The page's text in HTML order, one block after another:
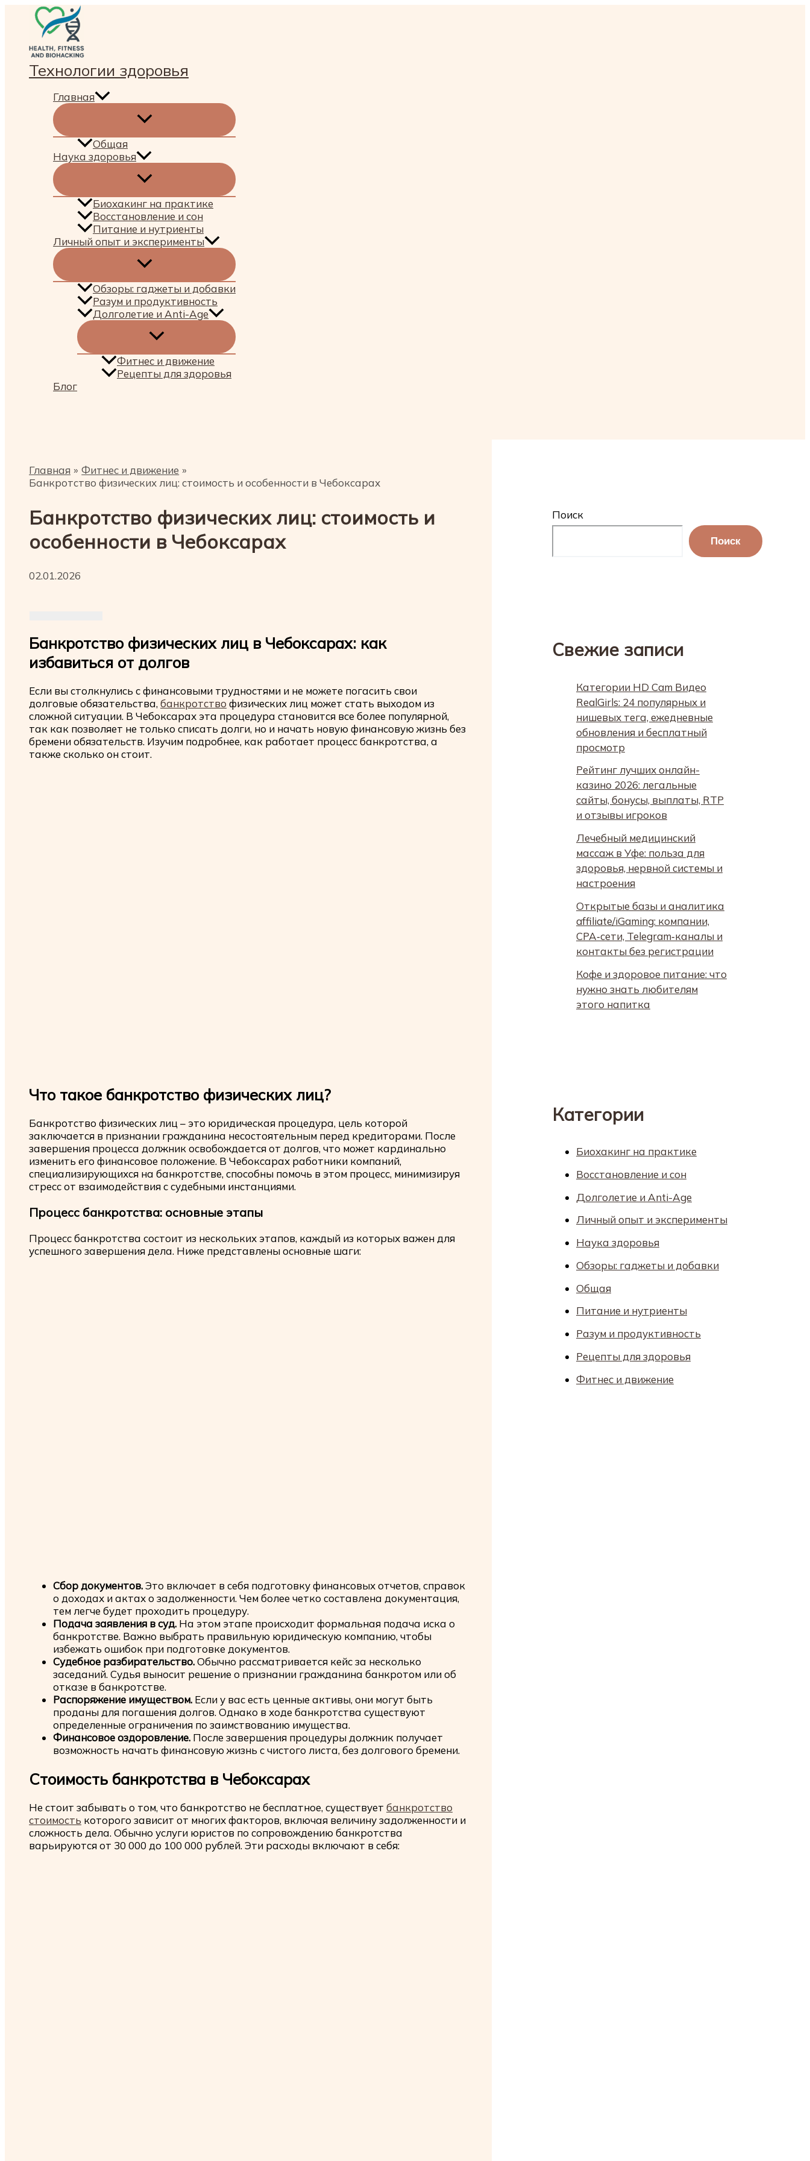
Перейти
содержимому
Технологии здоровья
Главная
Общая
Наука здоровья
Биохакинг на практике
Восстановление и сон
Питание и нутриенты
Личный опыт и эксперименты
Обзоры: гаджеты и добавки
Разум и продуктивность
Долголетие и Anti-Age
Фитнес и движение
Рецепты для здоровья
Блог
Главная
Фитнес и движение
Банкротство физических лиц: стоимость и особенности в Чебоксарах
Банкротство физических лиц: стоимость и
особенности в Чебоксарах
02.01.2026
Банкротство физических лиц в Чебоксарах: как
избавиться от долгов
Если вы столкнулись с финансовыми трудностями и не можете погасить свои
долговые обязательства, банкротство физических лиц может стать выходом из
сложной ситуации. В Чебоксарах эта процедура становится все более популярной,
так как позволяет не только списать долги, но и начать новую финансовую жизнь без
бремени обязательств. Изучим подробнее, как работает процесс банкротства, а
также сколько он стоит.
Что такое банкротство физических лиц?
Банкротство физических лиц – это юридическая процедура, цель которой
заключается в признании гражданина несостоятельным перед кредиторами. После
завершения процесса должник освобождается от долгов, что может кардинально
изменить его финансовое положение. В Чебоксарах работники компаний,
специализирующихся на банкротстве, способны помочь в этом процесс, минимизируя
стресс от взаимодействия с судебными инстанциями.
Процесс банкротства: основные этапы
Процесс банкротства состоит из нескольких этапов, каждый из которых важен для
успешного завершения дела. Ниже представлены основные шаги:
Сбор документов.Это включает в себя подготовку финансовых отчетов, справок
о доходах и актах о задолженности. Чем более четко составлена документация,
тем легче будет проходить процедуру.
Подача заявления в суд. На этом этапе происходит формальная подача иска о
банкротстве. Важно выбрать правильную юридическую компанию, чтобы
избежать ошибок при подготовке документов.
Судебное разбирательство.Обычно рассматривается кейс за несколько
заседаний. Судья выносит решение о признании гражданина банкротом или об
отказе в банкротстве.
Распоряжение имуществом. Если у вас есть ценные активы, они могут быть
проданы для погашения долгов. Однако в ходе банкротства существуют
определенные ограничения по заимствованию имущества.
Финансовое оздоровление. После завершения процедуры должник получает
возможность начать финансовую жизнь с чистого листа, без долгового бремени.
Стоимость банкротства в Чебоксарах
Не стоит забывать о том, что банкротство не бесплатное, существует банкротство
стоимость которого зависит от многих факторов, включая величину задолженности и
сложность дела. Обычно услуги юристов по сопровождению банкротства
варьируются от 30 000 до 100 000 рублей. Эти расходы включают в себя:
Поиск
Поиск
Свежие записи
Категории HD Cam Видео
RealGirls: 24 популярных и
нишевых тега, ежедневные
обновления и бесплатный
просмотр
Рейтинг лучших онлайн-
казино 2026: легальные
сайты, бонусы, выплаты, RTP
и отзывы игроков
Лечебный медицинский
массаж в Уфе: польза для
здоровья, нервной системы и
настроения
Открытые базы и аналитика
affiliate/iGaming: компании,
CPA‑сети, Telegram‑каналы и
контакты без регистрации
Кофе и здоровое питание: что
нужно знать любителям
этого напитка
Категории
Биохакинг на практике
Восстановление и сон
Долголетие и Anti-Age
Личный опыт и эксперименты
Наука здоровья
Обзоры: гаджеты и добавки
Общая
Питание и нутриенты
Разум и продуктивность
Рецепты для здоровья
Фитнес и движение